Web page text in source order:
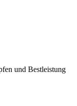
und Bestleistung